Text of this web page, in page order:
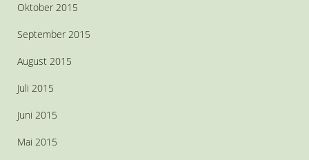
Oktober 2015
September 2015
August 2015
Juli 2015
Juni 2015
Mai 2015